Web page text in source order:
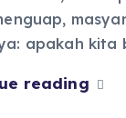
apakah kita
reading